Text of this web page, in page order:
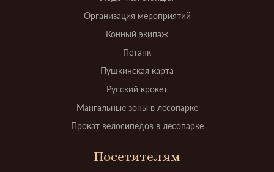
Организация мероприятий
Конный экипаж
Петанк
Пушкинская карта
Русский крокет
Мангальные зоны в лесопарке
Прокат велосипедов в лесопарке
Посетителям